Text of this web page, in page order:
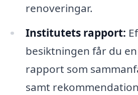
renoveringar.
Institutets rapport:
besiktningen får du
rapport som
samt